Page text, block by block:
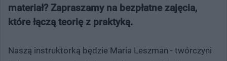
materiał? Zapraszamy na bezpłatne zajęcia,
które łączą teorię z praktyką.
Naszą instruktorką będzie Maria Leszman - twórczyni